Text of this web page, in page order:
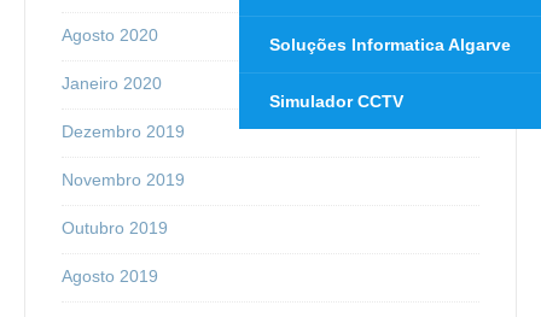
Agosto 2020
Janeiro 2020
Dezembro 2019
Novembro 2019
Outubro 2019
Agosto 2019
Soluções Informatica Algarve
Simulador CCTV